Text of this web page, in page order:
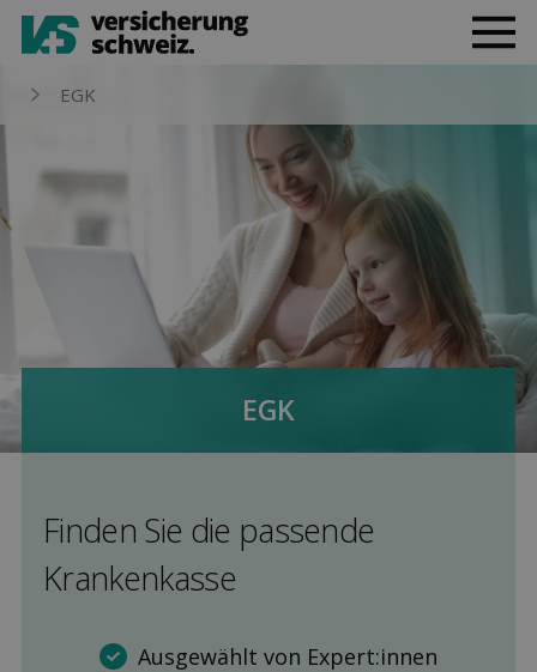
EGK
EGK
Finden Sie die pas­sende
Kranken­kasse
Ausgewählt von Expert:innen